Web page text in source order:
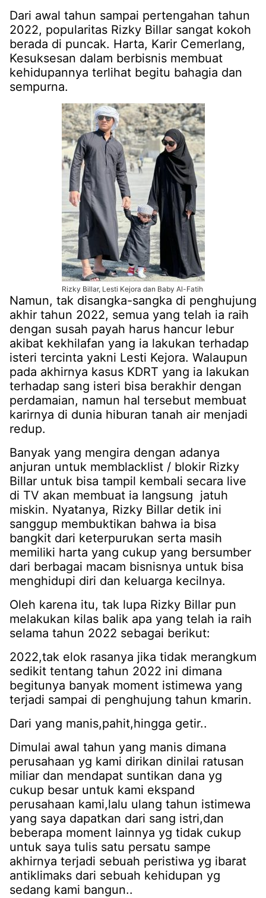
Dari awal tahun sampai pertengahan tahun
2022, popularitas Rizky Billar sangat kokoh
berada di puncak. Harta, Karir Cemerlang,
Kesuksesan dalam berbisnis membuat
kehidupannya terlihat begitu bahagia dan
sempurna.
Rizky Billar, Lesti Kejora dan Baby Al-Fatih
Namun, tak disangka-sangka di penghujung
akhir tahun 2022, semua yang telah ia raih
dengan susah payah harus hancur lebur
akibat kekhilafan yang ia lakukan terhadap
isteri tercinta yakni Lesti Kejora. Walaupun
pada akhirnya kasus KDRT yang ia lakukan
terhadap sang isteri bisa berakhir dengan
perdamaian, namun hal tersebut membuat
karirnya di dunia hiburan tanah air menjadi
redup.
Banyak yang mengira dengan adanya
anjuran untuk memblacklist / blokir Rizky
Billar untuk bisa tampil kembali secara live
di TV akan membuat ia langsung jatuh
miskin. Nyatanya, Rizky Billar detik ini
sanggup membuktikan bahwa ia bisa
bangkit dari keterpurukan serta masih
memiliki harta yang cukup yang bersumber
dari berbagai macam bisnisnya untuk bisa
menghidupi diri dan keluarga kecilnya.
Oleh karena itu, tak lupa Rizky Billar pun
melakukan kilas balik apa yang telah ia raih
selama tahun 2022 sebagai berikut:
2022,tak elok rasanya jika tidak merangkum
sedikit tentang tahun 2022 ini dimana
begitunya banyak moment istimewa yang
terjadi sampai di penghujung tahun kmarin.
Dari yang manis,pahit,hingga getir..
Dimulai awal tahun yang manis dimana
perusahaan yg kami dirikan dinilai ratusan
miliar dan mendapat suntikan dana yg
cukup besar untuk kami ekspand
perusahaan kami,lalu ulang tahun istimewa
yang saya dapatkan dari sang istri,dan
beberapa moment lainnya yg tidak cukup
untuk saya tulis satu persatu sampe
akhirnya terjadi sebuah peristiwa yg ibarat
antiklimaks dari sebuah kehidupan yg
sedang kami bangun..